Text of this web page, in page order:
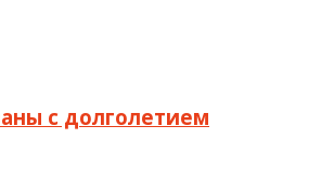
с долголетием